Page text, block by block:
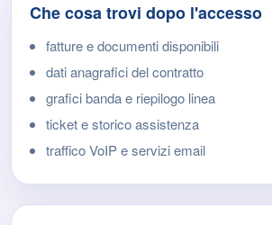
Che cosa trovi dopo l'accesso
fatture e documenti disponibili
dati anagrafici del contratto
grafici banda e riepilogo linea
ticket e storico assistenza
traffico VoIP e servizi email